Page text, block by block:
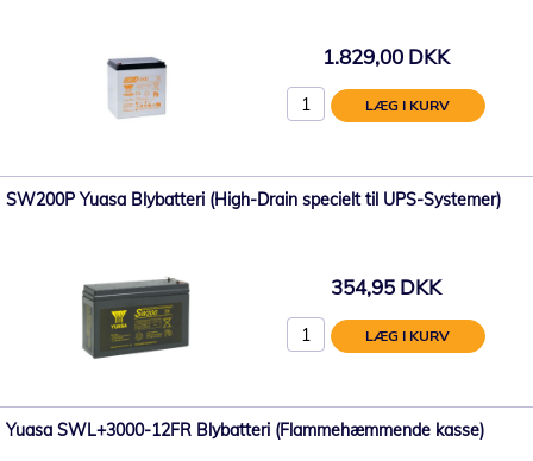
1.829,00 DKK
LÆG I KURV
SW200P Yuasa Blybatteri (High-Drain specielt til UPS-Systemer)
354,95 DKK
LÆG I KURV
Yuasa SWL+3000-12FR Blybatteri (Flammehæmmende kasse)